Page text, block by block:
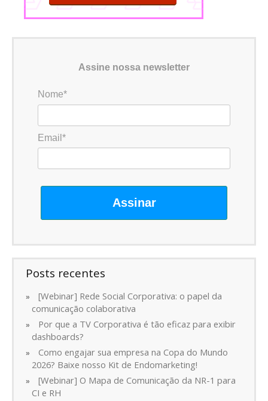
Assine nossa newsletter
Nome*
Email*
Assinar
Posts recentes
[Webinar] Rede Social Corporativa: o papel da
comunicação colaborativa
Por que a TV Corporativa é tão eficaz para exibir
dashboards?
Como engajar sua empresa na Copa do Mundo
2026? Baixe nosso Kit de Endomarketing!
[Webinar] O Mapa de Comunicação da NR-1 para
CI e RH